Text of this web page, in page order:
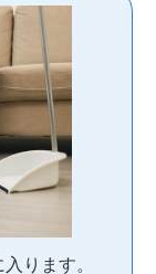
ります。